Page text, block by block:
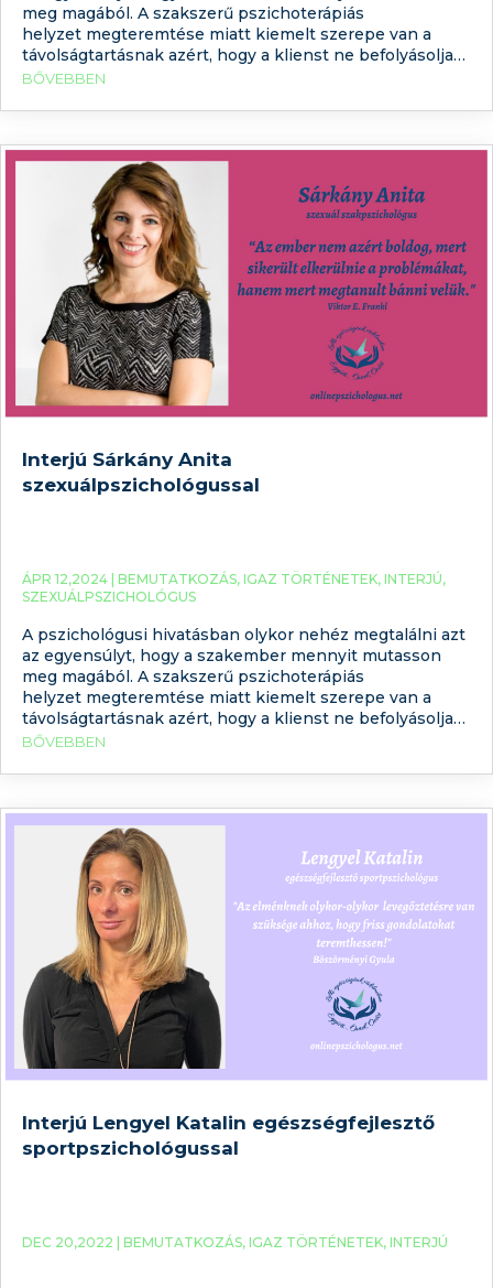
meg magából. A szakszerű pszichoterápiás
helyzet megteremtése miatt kiemelt szerepe van a
távolságtartásnak azért, hogy a klienst ne befolyásolja
semmilyen információ a terapeutáról. Ugyanakkor
legyen valami, ami támpontot adhat a szakember
hogy mi a különbség
BŐVEBBEN
Interjú Sárkány Anita
szexuálpszichológussal
ÁPR 12,2024 | BEMUTATKOZÁS, IGAZ TÖRTÉNETEK, INTERJÚ,
SZEXUÁLPSZICHOLÓGUS
A pszichológusi hivatásban olykor nehéz megtalálni azt
az egyensúlyt, hogy a szakember mennyit mutasson
meg magából. A szakszerű pszichoterápiás
helyzet megteremtése miatt kiemelt szerepe van a
távolságtartásnak azért, hogy a klienst ne befolyásolja
semmilyen információ a terapeutáról. Ugyanakkor
legyen valami, ami támpontot adhat a szakember
hogy mi a különbség
BŐVEBBEN
Interjú Lengyel Katalin egészségfejlesztő
sportpszichológussal
DEC 20,2022 | BEMUTATKOZÁS, IGAZ TÖRTÉNETEK, INTERJÚ